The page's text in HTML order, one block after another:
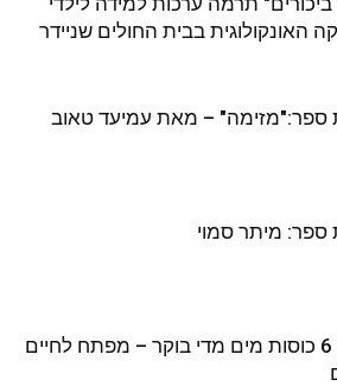
האונקולוגית בבית החולים שניידר
ספר:"מזימה" – מאת עמיעד טאוב
ספר: מיתר סמוי
שתיית 6 כוסות מים מדי בוקר – מפתח לחיים